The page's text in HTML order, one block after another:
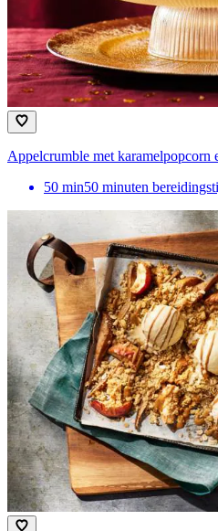
Appelcrumble met karamelpopcorn
50 min50 minuten